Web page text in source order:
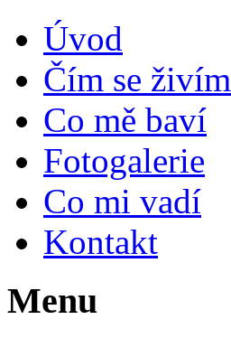
Úvod
Čím se živím
Co mě baví
Fotogalerie
Co mi vadí
Kontakt
Menu